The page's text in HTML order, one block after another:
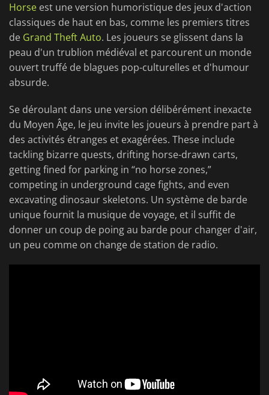
Horse est une version humoristique des jeux d'action
classiques de haut en bas, comme les premiers titres
de Grand Theft Auto. Les joueurs se glissent dans la
peau d'un trublion médiéval et parcourent un monde
ouvert truffé de blagues pop-culturelles et d'humour
absurde.
Se déroulant dans une version délibérément inexacte
du Moyen Âge, le jeu invite les joueurs à prendre part à
des activités étranges et exagérées. These include
tackling bizarre quests, drifting horse-drawn carts,
getting fined for parking in “no horse zones,”
competing in underground cage fights, and even
excavating dinosaur skeletons. Un système de barde
unique fournit la musique de voyage, et il suffit de
donner un coup de poing au barde pour changer d'air,
un peu comme on change de station de radio.